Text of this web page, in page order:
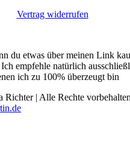
Vertrag widerrufen
du etwas über meinen Link
empfehle natürlich
ich zu 100% überzeugt bin
| Alle Rechte